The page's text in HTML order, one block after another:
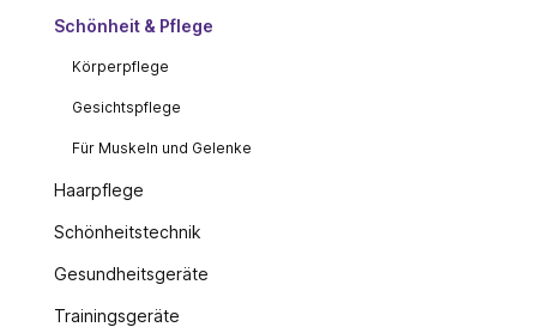
Schönheit & Pflege
Körperpflege
Gesichtspflege
Für Muskeln und Gelenke
Haarpflege
Schönheitstechnik
Gesundheitsgeräte
Trainingsgeräte